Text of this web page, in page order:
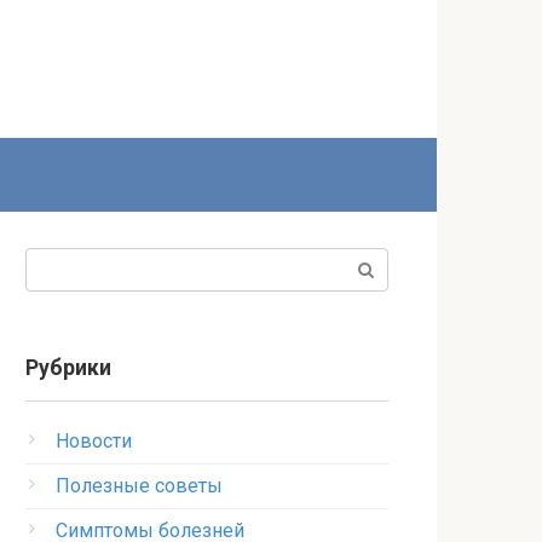
Рубрики
Новости
Полезные советы
Симптомы болезней